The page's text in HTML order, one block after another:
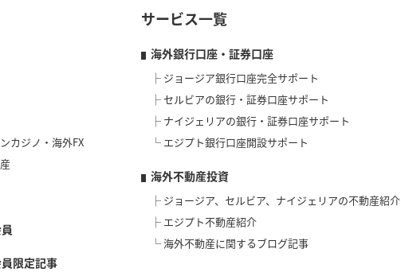
カジノ・海外FX
限定記事
サービス一覧
海外銀行口座・証券口座
ジョージア銀行口座完全サポート
セルビアの銀行・証券口座サポート
ナイジェリアの銀行・証券口座サポート
エジプト銀行口座開設サポート
海外不動産投資
ジョージア、セルビア、ナイジェリアの不動産紹介
エジプト不動産紹介
海外不動産に関するブログ記事